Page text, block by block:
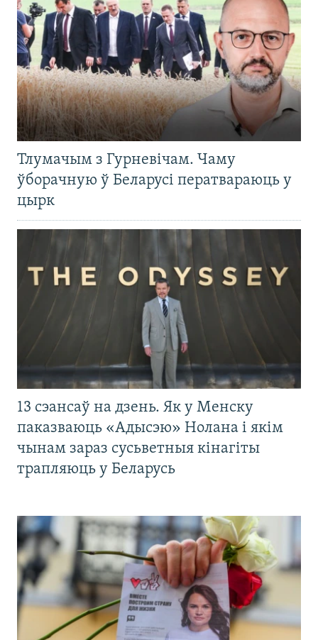
Тлумачым з Гурневічам. Чаму
ўборачную ў Беларусі ператвараюць у
цырк
13 сэансаў на дзень. Як у Менску
паказваюць «Адысэю» Нолана і якім
чынам зараз сусьветныя кінагіты
трапляюць у Беларусь